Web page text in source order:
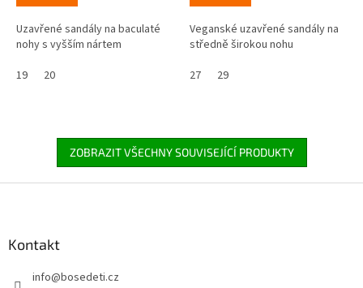
Uzavřené sandály na baculaté
nohy s vyšším nártem
19
20
Veganské uzavřené sandály na
středně širokou nohu
27
29
ZOBRAZIT VŠECHNY SOUVISEJÍCÍ PRODUKTY
Kontakt
info@bosedeti.cz